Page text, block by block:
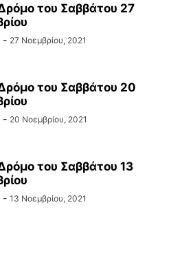
του Σαββάτου 27
- 27 Νοεμβρίου, 2021
του Σαββάτου 20
- 20 Νοεμβρίου, 2021
του Σαββάτου 13
- 13 Νοεμβρίου, 2021